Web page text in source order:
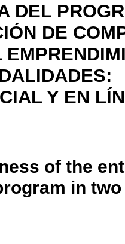
DEL
DE
Y EN
of the
in